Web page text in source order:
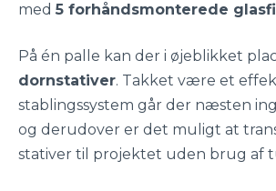
med 5 forhåndsmonterede
På én palle kan der i øjeblikket
dornstativer. Takket være et
stablingssystem går der næsten
og derudover er det muligt at
stativer til projektet uden brug af